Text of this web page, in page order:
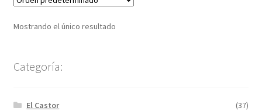
Mostrando el único resultado
Categoría:
El Castor
(37)